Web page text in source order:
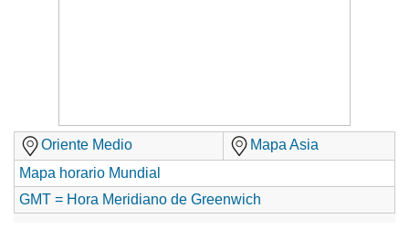
Oriente Medio
Mapa Asia
Mapa horario Mundial
GMT = Hora Meridiano de Greenwich